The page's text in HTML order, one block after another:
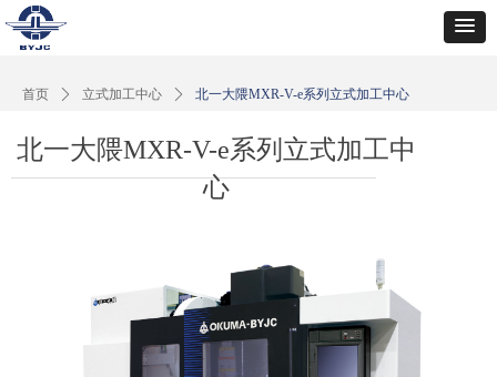
首页 ꄲ 立式加工中心 ꄲ 北一大隈MXR-V-e系列立式加工中心
北一大隈MXR-V-e系列立式加工中
心